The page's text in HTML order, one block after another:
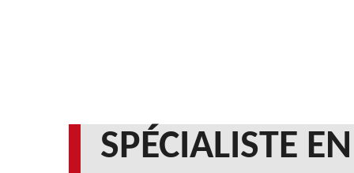
SPÉCIALISTE